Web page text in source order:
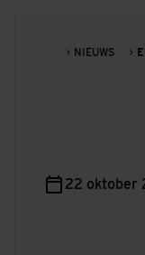
NIEUWS
22 oktober